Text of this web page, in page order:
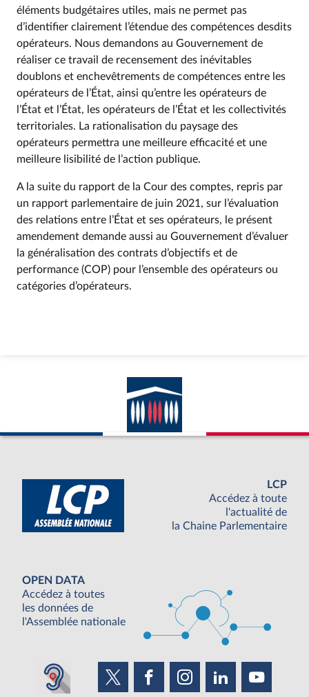
éléments budgétaires utiles, mais ne permet pas
d’identifier clairement l’étendue des compétences desdits
opérateurs. Nous demandons au Gouvernement de
réaliser ce travail de recensement des inévitables
doublons et enchevêtrements de compétences entre les
opérateurs de l’État, ainsi qu’entre les opérateurs de
l’État et l’État, les opérateurs de l’État et les collectivités
territoriales. La rationalisation du paysage des
opérateurs permettra une meilleure efficacité et une
meilleure lisibilité de l’action publique.
A la suite du rapport de la Cour des comptes, repris par
un rapport parlementaire de juin 2021, sur l’évaluation
des relations entre l’État et ses opérateurs, le présent
amendement demande aussi au Gouvernement d’évaluer
la généralisation des contrats d’objectifs et de
performance (COP) pour l’ensemble des opérateurs ou
catégories d’opérateurs.
LCP
Accédez à toute
l'actualité de
la Chaine Parlementaire
OPEN DATA
Accédez à toutes
les données de
l'Assemblée nationale